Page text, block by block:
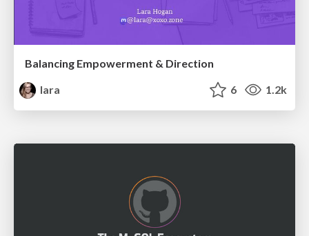
Balancing Empowerment & Direction
lara
6 1.2k